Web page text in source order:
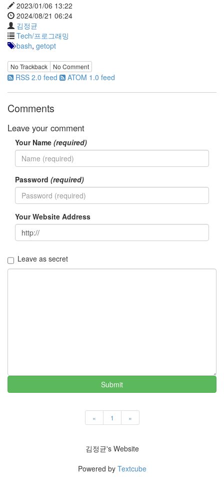
2023/01/06 13:22
2024/08/21 06:24
김정균
Tech/프로그래밍
bash, getopt
No Trackback No Comment
RSS 2.0 feed ATOM 1.0 feed
Comments
Leave your comment
Your Name (required)
Password (required)
Your Website Address
Leave as secret
Submit
« 1 »
김정균's Website
Powered by Textcube